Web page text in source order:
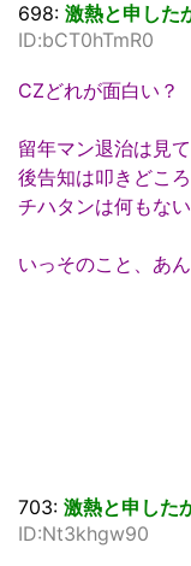
698: 激熱と申した
ID:bCT0hTmR0
CZどれが面白い？
留年マン退治は見
後告知は叩きどこ
チハタンは何もな
いっそのこと、あ
703: 激熱と申した
ID:Nt3khgw90